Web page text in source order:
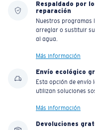
Respaldado por
reparación
Nuestros programas
arreglar o sustituir
al agua.
Más información
Envío ecológico
Esta opción de envío
utilizan soluciones
Más información
Devoluciones